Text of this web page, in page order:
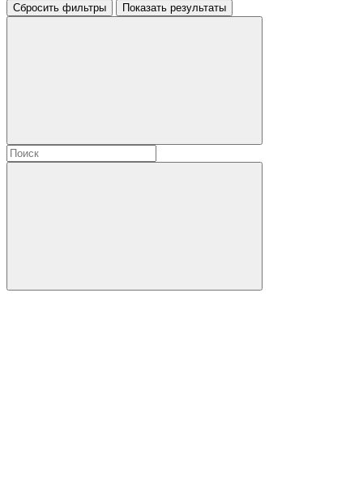
Сбросить фильтры
Показать результаты